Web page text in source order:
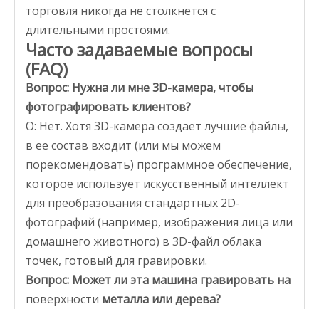
торговля никогда не столкнется с
длительными простоями.
Часто задаваемые вопросы
(FAQ)
Вопрос: Нужна ли мне 3D-камера, чтобы
фотографировать клиентов?
О: Нет. Хотя 3D-камера создает лучшие файлы,
в ее состав входит (или мы можем
порекомендовать) программное обеспечение,
которое использует искусственный интеллект
для преобразования стандартных 2D-
фотографий (например, изображения лица или
домашнего животного) в 3D-файл облака
точек, готовый для гравировки.
Вопрос: Может ли эта машина гравировать на
поверхности металла или дерева?